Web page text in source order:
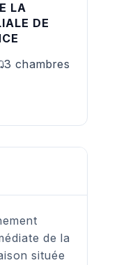
LA
DE
3 chambres
de la
située